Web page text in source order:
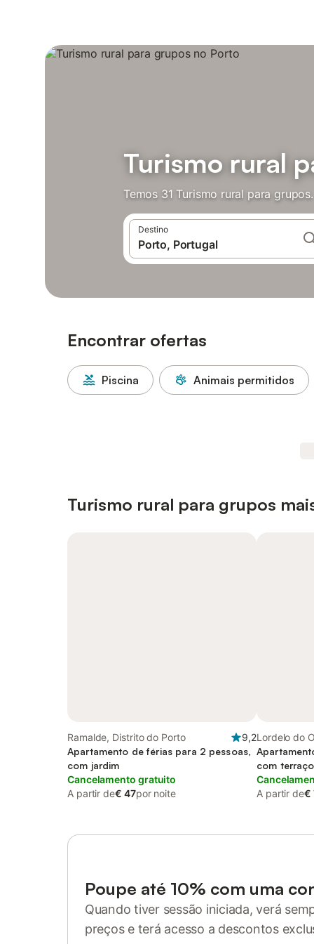
Turismo rural
Temos 31 Turismo rural para
Destino
Encontrar ofertas
Piscina Animais permitidos
Turismo rural para grupos
Ramalde, Distrito do Porto
9,2
Apartamento de férias para 2 pessoas,
com jardim
Cancelamento gratuito
A partir de€ 47por noite
Lordelo do
Distrito do
com terraço
A partir de€
Poupe até 10% com uma
Quando tiver sessão iniciada, verá
preços e terá acesso a descontos